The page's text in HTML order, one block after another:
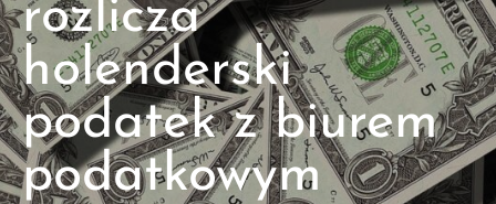
rozlicza
holenderski
podatek z biurem
podatkowym